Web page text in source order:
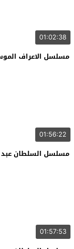
01:02:38
مسلسل الاعراف
01:56:22
مسلسل السلطان عبد
01:57:53